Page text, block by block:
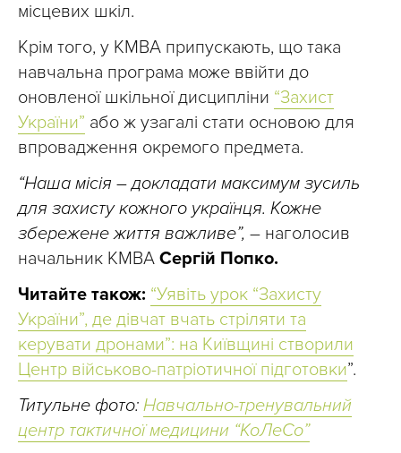
місцевих шкіл.
Крім того, у КМВА припускають, що така
навчальна програма може ввійти до
оновленої шкільної дисципліни “Захист
України” або ж узагалі стати основою для
впровадження окремого предмета.
“Наша місія – докладати максимум зусиль
для захисту кожного українця. Кожне
збережене життя важливе”, – наголосив
начальник КМВА Сергій Попко.
Читайте також: “Уявіть урок “Захисту
України”, де дівчат вчать стріляти та
керувати дронами”: на Київщині створили
Центр військово-патріотичної підготовки”.
Титульне фото: Навчально-тренувальний
центр тактичної медицини “КоЛеСо”